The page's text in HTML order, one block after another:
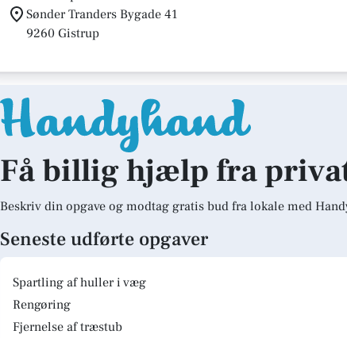
Sønder Tranders Bygade 41
9260 Gistrup
Få billig hjælp fra
Beskriv din opgave og modtag gratis bud fra lokale med
Seneste udførte opgaver
Spartling af huller i væg
Rengøring
Fjernelse af træstub